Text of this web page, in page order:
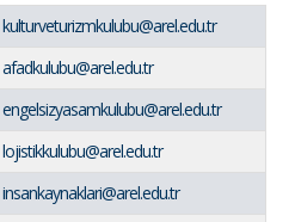
kulturveturizmkulubu@arel.edu.tr
afadkulubu@arel.edu.tr
engelsizyasamkulubu@arel.edu.tr
lojistikkulubu@arel.edu.tr
insankaynaklari@arel.edu.tr